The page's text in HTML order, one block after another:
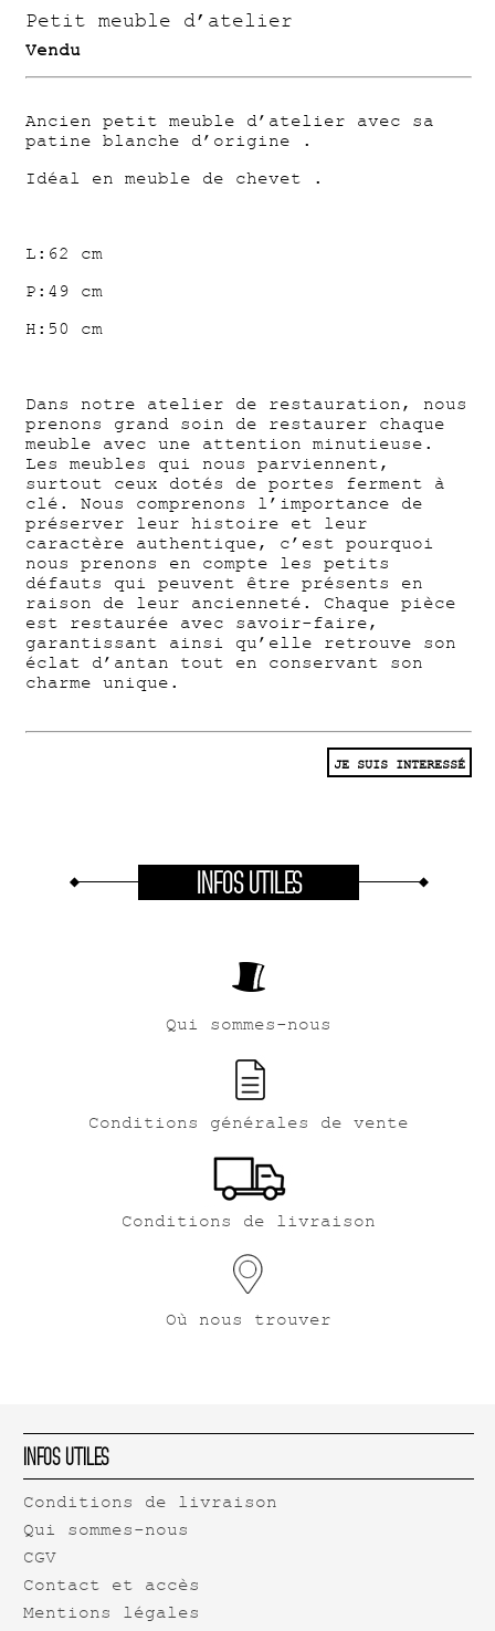
Petit meuble d’atelier
Vendu
Ancien petit meuble d’atelier avec sa
patine blanche d’origine .
Idéal en meuble de chevet .
L:62 cm
P:49 cm
H:50 cm
Dans notre atelier de restauration, nous
prenons grand soin de restaurer chaque
meuble avec une attention minutieuse.
Les meubles qui nous parviennent,
surtout ceux dotés de portes ferment à
clé. Nous comprenons l’importance de
préserver leur histoire et leur
caractère authentique, c’est pourquoi
nous prenons en compte les petits
défauts qui peuvent être présents en
raison de leur ancienneté. Chaque pièce
est restaurée avec savoir-faire,
garantissant ainsi qu’elle retrouve son
éclat d’antan tout en conservant son
charme unique.
JE SUIS INTERESSÉ
INFOS UTILES
Qui sommes-nous
Conditions générales de vente
Conditions de livraison
Où nous trouver
Infos Utiles
Conditions de livraison
Qui sommes-nous
CGV
Contact et accès
Mentions légales